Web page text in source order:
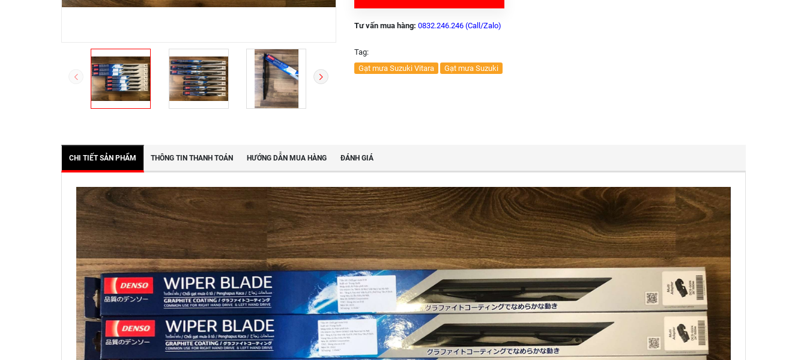
Tư vấn mua hàng: 0832.246.246 (Call/Zalo)
Tag:
Gạt mưa Suzuki Vitara
Gạt mưa Suzuki
CHI TIẾT SẢN PHẨM THÔNG TIN THANH TOÁN HƯỚNG DẪN MUA HÀNG ĐÁNH GIÁ